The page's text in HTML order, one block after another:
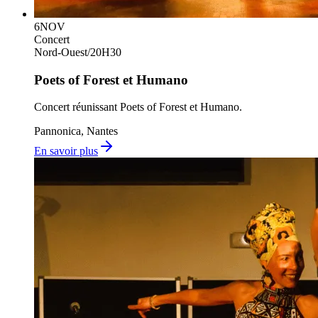
6NOV
Concert
Nord-Ouest/20H30
Poets of Forest et Humano
Concert réunissant Poets of Forest et Humano.
Pannonica, Nantes
En savoir plus